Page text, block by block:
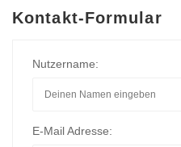
Kontakt-Formular
Nutzername:
E-Mail Adresse: